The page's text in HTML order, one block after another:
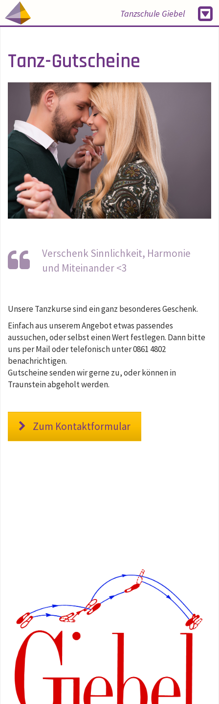
Tanzschule Giebel
Tanz-Gutscheine
Verschenk Sinnlichkeit, Harmonie
und Miteinander <3
Unsere Tanzkurse sind ein ganz besonderes Geschenk.
Einfach aus unserem Angebot etwas passendes
aussuchen, oder selbst einen Wert festlegen. Dann bitte
uns per Mail oder telefonisch unter 0861 4802
benachrichtigen.
Gutscheine senden wir gerne zu, oder können in
Traunstein abgeholt werden.
Zum Kontaktformular